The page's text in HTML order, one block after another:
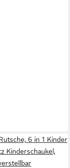
6 in 1 Kinder
Kinderschaukel,